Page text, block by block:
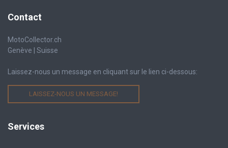
Contact
MotoCollector.ch
Genève | Suisse
Laissez-nous un message en cliquant sur le lien ci-dessous:
LAISSEZ-NOUS UN MESSAGE!
Services